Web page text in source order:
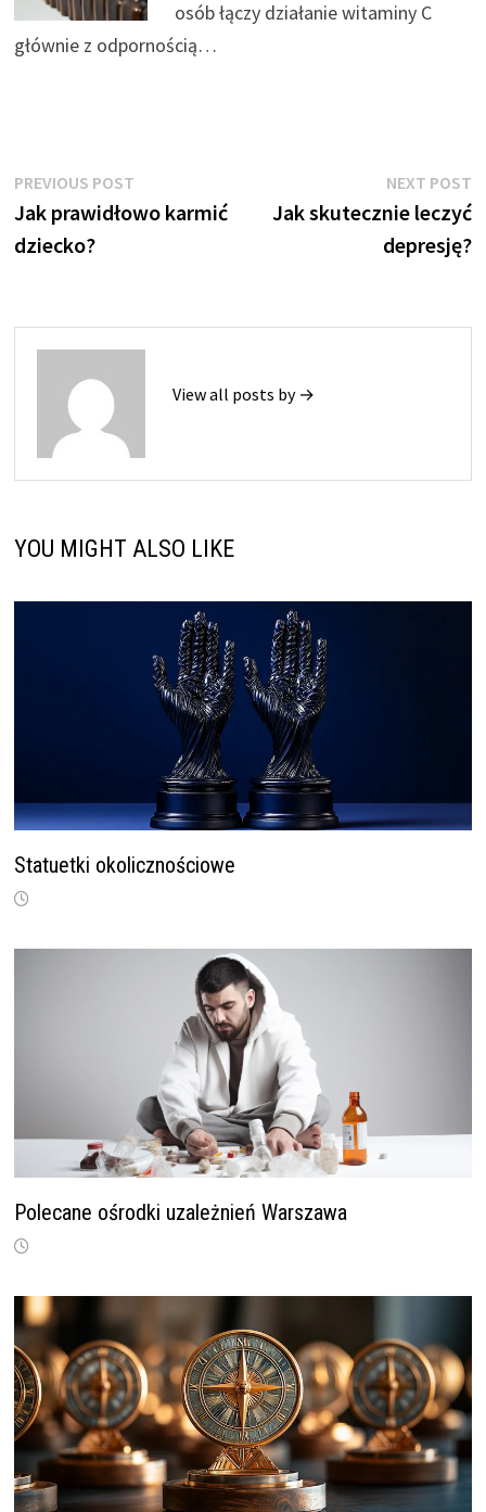
osób łączy działanie witaminy C
głównie z odpornością…
Nawigacja
wpisu
PREVIOUS POSTPrevious
post:
Jak prawidłowo karmić
dziecko?
NEXT POST
Jak skutecznie leczyć
depresję?
View all posts by →
YOU MIGHT ALSO LIKE
Statuetki okolicznościowe
Polecane ośrodki uzależnień Warszawa